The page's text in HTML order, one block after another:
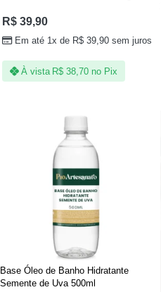
R$39,90
Em até 1x de R$ 39,90 sem juros
À vista R$ 38,70 no Pix
Base Óleo de Banho Hidratante
Semente de Uva 500ml